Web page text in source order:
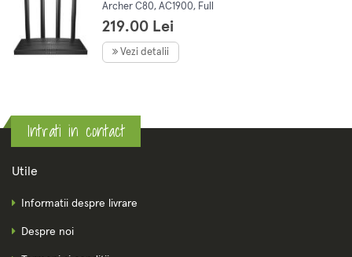
Archer C80, AC1900, Full
Gigabit, Dual Band, MU-MIMO,
Wi-Fi Wave2
219.00 Lei
Vezi detalii
Intrati in contact
Utile
Informatii despre livrare
Despre noi